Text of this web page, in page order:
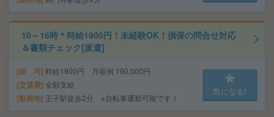
10～16時＊時給1900円！未経験OK！損保の問合せ対応
＆書類チェック[派遣]
給 与 時給1900円 月収例 190,000円
交通費 全額支給
勤務地 王子駅徒歩2分 ※自転車通勤可能です！
気になる!